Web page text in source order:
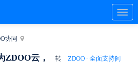
协同
ZDOO云，
转
ZDOO - 全面支持阿